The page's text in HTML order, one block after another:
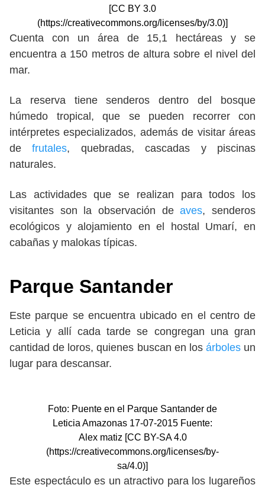
[CC BY 3.0
(https://creativecommons.org/licenses/by/3.0)]
Cuenta con un área de 15,1 hectáreas y se
encuentra a 150 metros de altura sobre el nivel del
mar.
La reserva tiene senderos dentro del bosque
húmedo tropical, que se pueden recorrer con
intérpretes especializados, además de visitar áreas
defrutales, quebradas, cascadas y piscinas
naturales.
Las actividades que se realizan para todos los
visitantes son la observación deaves, senderos
ecológicos y alojamiento en el hostal Umarí, en
cabañas y malokas típicas.
Parque Santander
Este parque se encuentra ubicado en el centro de
Leticia y allí cada tarde se congregan una gran
cantidad de loros, quienes buscan en los árbolesun
lugar para descansar.
Foto: Puente en el Parque Santander de
Leticia Amazonas 17-07-2015 Fuente:
Alex matiz [CC BY-SA 4.0
(https://creativecommons.org/licenses/by-
sa/4.0)]
Este espectáculo es un atractivo para los lugareños